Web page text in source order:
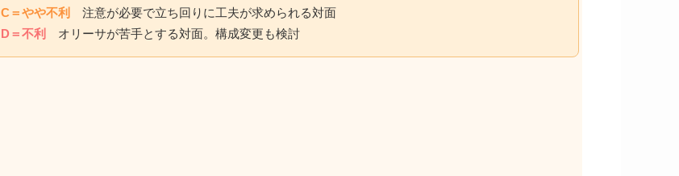
C＝やや不利
注意が必要で立ち回りに工夫が求められる対面
D＝不利
オリーサが苦手とする対面。構成変更も検討